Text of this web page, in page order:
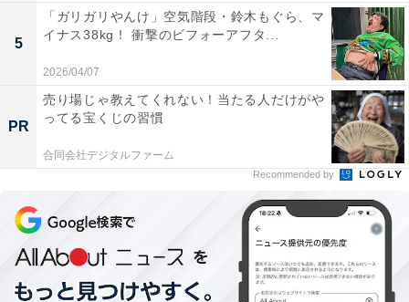
5
「ガリガリやんけ」空気階段・鈴木もぐら、マ
イナス38kg！ 衝撃のビフォーアフタ...
2026/04/07
PR
売り場じゃ教えてくれない！当たる人だけがや
ってる宝くじの習慣
合同会社デジタルファーム
Recommended by